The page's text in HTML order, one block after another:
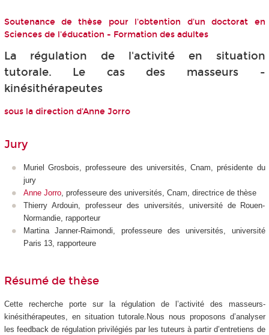
Soutenance de thèse pour l'obtention d'un doctorat en
Sciences de l'éducation - Formation des adultes
La régulation de l'activité en situation
tutorale. Le cas des masseurs -
kinésithérapeutes
sous la direction d'Anne Jorro
Jury
Muriel Grosbois, professeure des universités, Cnam, présidente du
jury
Anne Jorro, professeure des universités, Cnam, directrice de thèse
Thierry Ardouin, professeur des universités, université de Rouen-
Normandie, rapporteur
Martina Janner-Raimondi, professeure des universités, université
Paris 13, rapporteure
Résumé de thèse
Cette recherche porte sur la régulation de l’activité des masseurs-
kinésithérapeutes, en situation tutorale.Nous nous proposons d’analyser
les feedback de régulation privilégiés par les tuteurs à partir d’entretiens de